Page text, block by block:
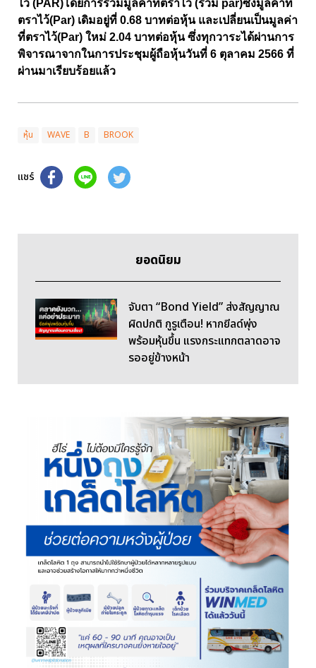
ไว้ (PAR)โดยการรวมมูลค่าที่ตราไว้ (รวม par)ซึ่งมูลค่าที่
ตราไว้(Par) เดิมอยู่ที่ 0.68 บาทต่อหุ้น และเปลี่ยนเป็นมูลค่า
ที่ตราไว้(Par) ใหม่ 2.04 บาทต่อหุ้น ซึ่งทุกวาระได้ผ่านการ
พิจารณาจากในการประชุมผู้ถือหุ้นวันที่ 6 ตุลาคม 2566 ที่
ผ่านมาเรียบร้อยแล้ว
หุ้น WAVE B BROOK
แชร์
ยอดนิยม
จับตา “Bond Yield” ส่งสัญญาณ
ผิดปกติ กูรูเตือน! หากยีลด์พุ่ง
พร้อมหุ้นขึ้น แรงกระแทกตลาดอาจ
รออยู่ข้างหน้า